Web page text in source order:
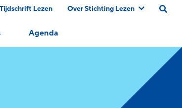
Tijdschrift Lezen Over Stichting Lezen
Agenda